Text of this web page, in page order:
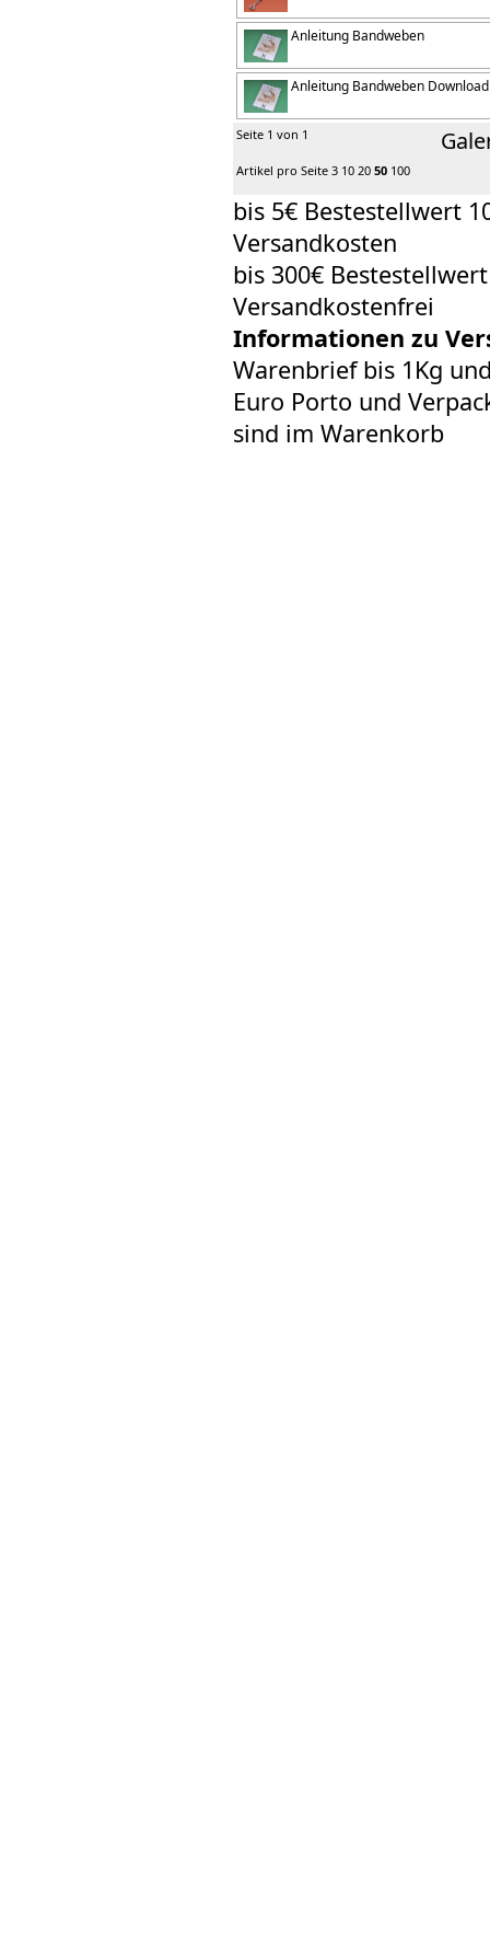
Anleitung Bandweben
Anleitung Bandweben Download
Seite 1 von 1
Artikel pro Seite 3 10 20 50 100
bis 5€ Bestestellwert
Versandkosten
bis 300€
Versandkostenfrei
Informationen zu
Warenbrief bis 1Kg
Euro Porto und
sind im Warenkorb